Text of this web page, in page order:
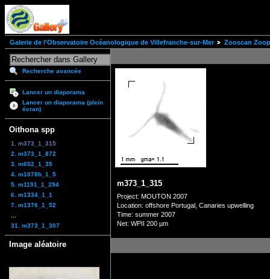
Galerie de l'Observatoire Océanologique de Villefranche-sur-Mer Zooscan
Recherche avancée
Lancer un diaporama
Lancer un diaporama (plein
écran)
Oithona spp
1. m373_1_315
2. m373_1_872
3. m652_1_35
4. m1078b_1_5
5. m1191_1_294
6. m1334_1_1
7. m1376_1_52
31. m373_1_307
Image aléatoire
m373_1_315
Project: MOUTON 2007
Location: offshore Portugal, Canaries upwelling
Time: summer 2007
Net: WPII 200 µm